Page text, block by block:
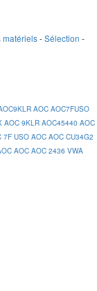
matériels-Sélection -
AOC AOC7FUSO
AOC 9KLR AOC45440 AOC
7F USO AOC AOC CU34G2
AOC AOC 2436 VWA